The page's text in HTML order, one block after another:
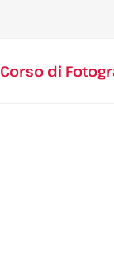
Corso di